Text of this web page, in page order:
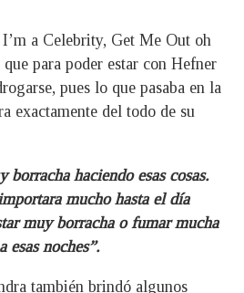
a Celebrity, Get Me Out oh
para poder estar con Hefner
pues lo que pasaba en la
exactamente del todo de su
borracha haciendo esas cosas.
mucho hasta el día
muy borracha o fumar mucha
esas noches”.
también brindó algunos